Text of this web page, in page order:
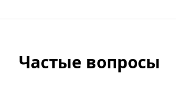
Частые вопросы